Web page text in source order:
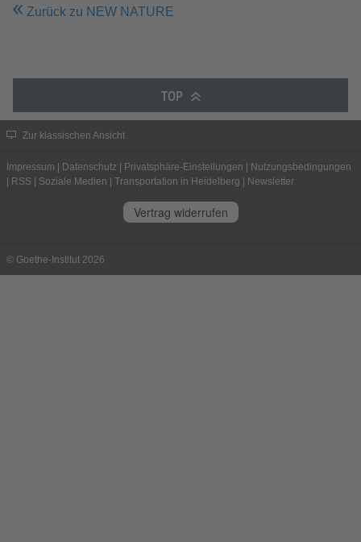
Zurück zu NEW NATURE
TOP
Zur klassischen Ansicht
Impressum Datenschutz Privatsphäre-Einstellungen
Nutzungsbedingungen
RSS Soziale Medien Transportation in Heidelberg Newsletter
Vertrag widerrufen
© Goethe-Institut 2026